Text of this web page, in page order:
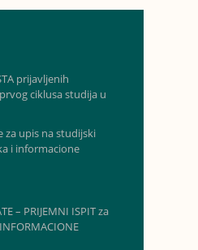
prijavljenih
ciklusa studija u
za upis na studijski
i informacione
– PRIJEMNI ISPIT za